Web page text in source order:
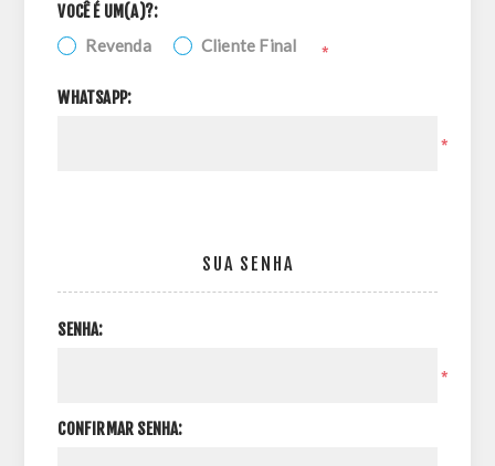
VOCÊ É UM(A)?:
Revenda Cliente Final *
WHATSAPP:
*
SUA SENHA
SENHA:
*
CONFIRMAR SENHA: